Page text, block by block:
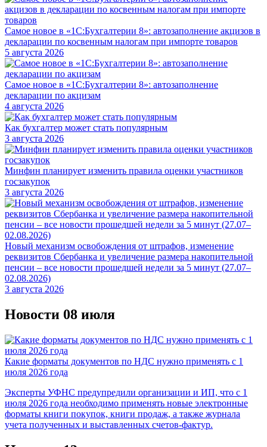
Самое новое в «1С:Бухгалтерии 8»: автозаполнение акцизов в
декларации по косвенным налогам при импорте товаров
5 августа 2026
Самое новое в «1С:Бухгалтерии 8»: автозаполнение
декларации по акцизам
4 августа 2026
Как бухгалтер может стать популярным
3 августа 2026
Минфин планирует изменить правила оценки участников
госзакупок
3 августа 2026
Новый механизм освобождения от штрафов, изменение
реквизитов Сбербанка и увеличение размера накопительной
пенсии – все новости прошедшей недели за 5 минут (27.07–
02.08.2026)
3 августа 2026
Новости 08 июля
Какие форматы документов по НДС нужно применять с 1
июля 2026 года
Эксперты УФНС предупредили организации и ИП, что с 1
июля 2026 года необходимо применять новые электронные
форматы книги покупок, книги продаж, а также журнала
учета полученных и выставленных счетов‑фактур.